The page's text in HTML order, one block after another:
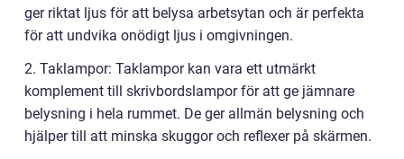
ger riktat ljus för att belysa arbetsytan och är perfekta
för att undvika onödigt ljus i omgivningen.
2. Taklampor: Taklampor kan vara ett utmärkt
komplement till skrivbordslampor för att ge jämnare
belysning i hela rummet. De ger allmän belysning och
hjälper till att minska skuggor och reflexer på skärmen.